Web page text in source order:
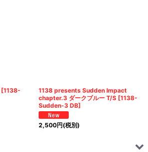
[1138-
1138 presents Sudden Impact
chapter.3 ダークブルー T/S [1138-
Sudden-3 DB]
2,500円(税別)